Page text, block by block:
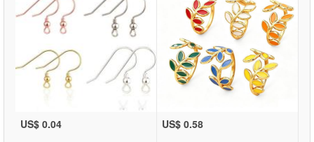
US$ 0.04 US$ 0.58